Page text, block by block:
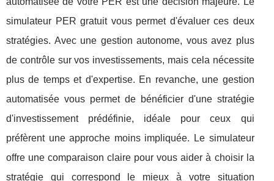
simulateur PER gratuit vous permet d'évaluer ces deux
stratégies. Avec une gestion autonome, vous avez plus
de contrôle sur vos investissements, mais cela nécessite
plus de temps et d'expertise. En revanche, une gestion
automatisée vous permet de bénéficier d'une stratégie
d'investissement prédéfinie, idéale pour ceux qui
préfèrent une approche moins impliquée. Le simulateur
offre une comparaison claire pour vous aider à choisir la
stratégie qui correspond le mieux à votre situation